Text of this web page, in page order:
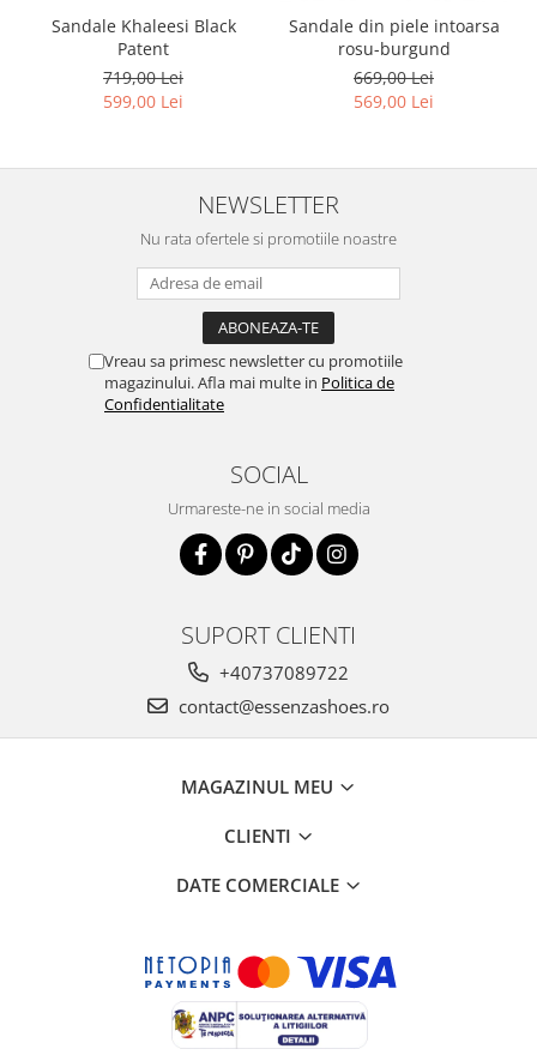
Sandale Khaleesi Black
Patent
719,00 Lei
599,00 Lei
Sandale din piele intoarsa
rosu-burgund
669,00 Lei
569,00 Lei
NEWSLETTER
Nu rata ofertele si promotiile noastre
Vreau sa primesc newsletter cu promotiile
magazinului. Afla mai multe in Politica de
Confidentialitate
SOCIAL
Urmareste-ne in social media
SUPORT CLIENTI
+40737089722
contact@essenzashoes.ro
MAGAZINUL MEU
CLIENTI
DATE COMERCIALE